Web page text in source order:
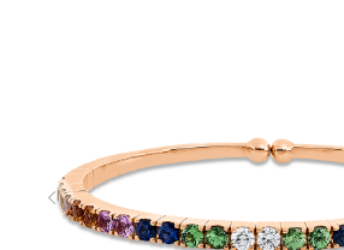
ANTWERP DIAMONDS LUXURY
MARKEN